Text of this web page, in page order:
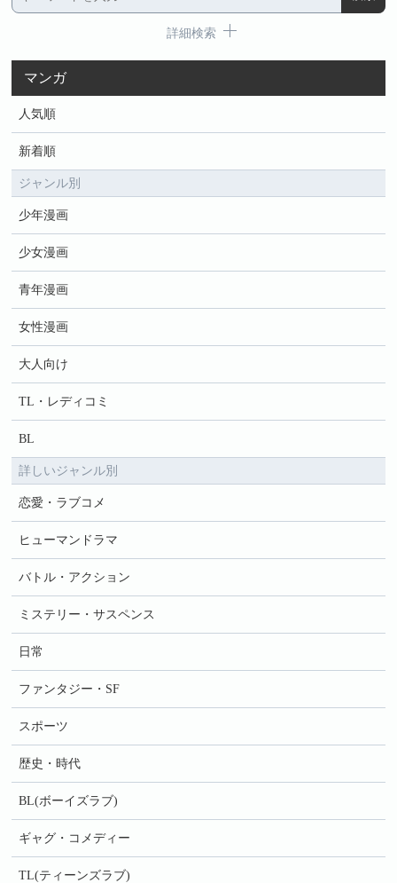
詳細検索
マンガ
人気順
新着順
ジャンル別
少年漫画
少女漫画
青年漫画
女性漫画
大人向け
TL・レディコミ
BL
詳しいジャンル別
恋愛・ラブコメ
ヒューマンドラマ
バトル・アクション
ミステリー・サスペンス
日常
ファンタジー・SF
スポーツ
歴史・時代
BL(ボーイズラブ)
ギャグ・コメディー
TL(ティーンズラブ)